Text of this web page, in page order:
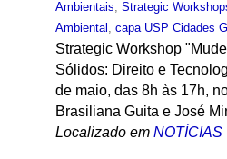
Ambientais, Strategic
Ambiental , capa USP Cidades
Strategic Workshop
Sólidos: Direito e
de maio, das 8h às 17h,
Brasiliana Guita e José
Localizado em NOTÍCIAS